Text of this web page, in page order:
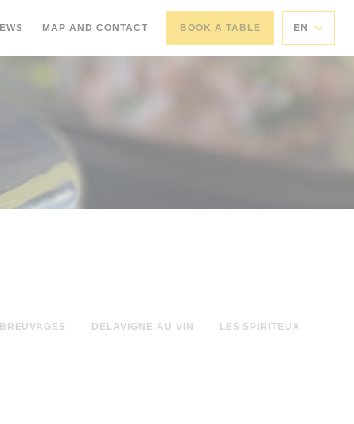
MAP AND CONTACT BOOK A TABLE EN
DELAVIGNE AU VIN LES SPIRITEUX